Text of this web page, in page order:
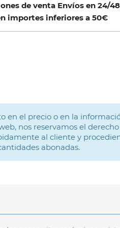
de venta Envíos en 24/
importes inferiores a 50€
en el precio o en la
nos reservamos el
al cliente y
abonadas.